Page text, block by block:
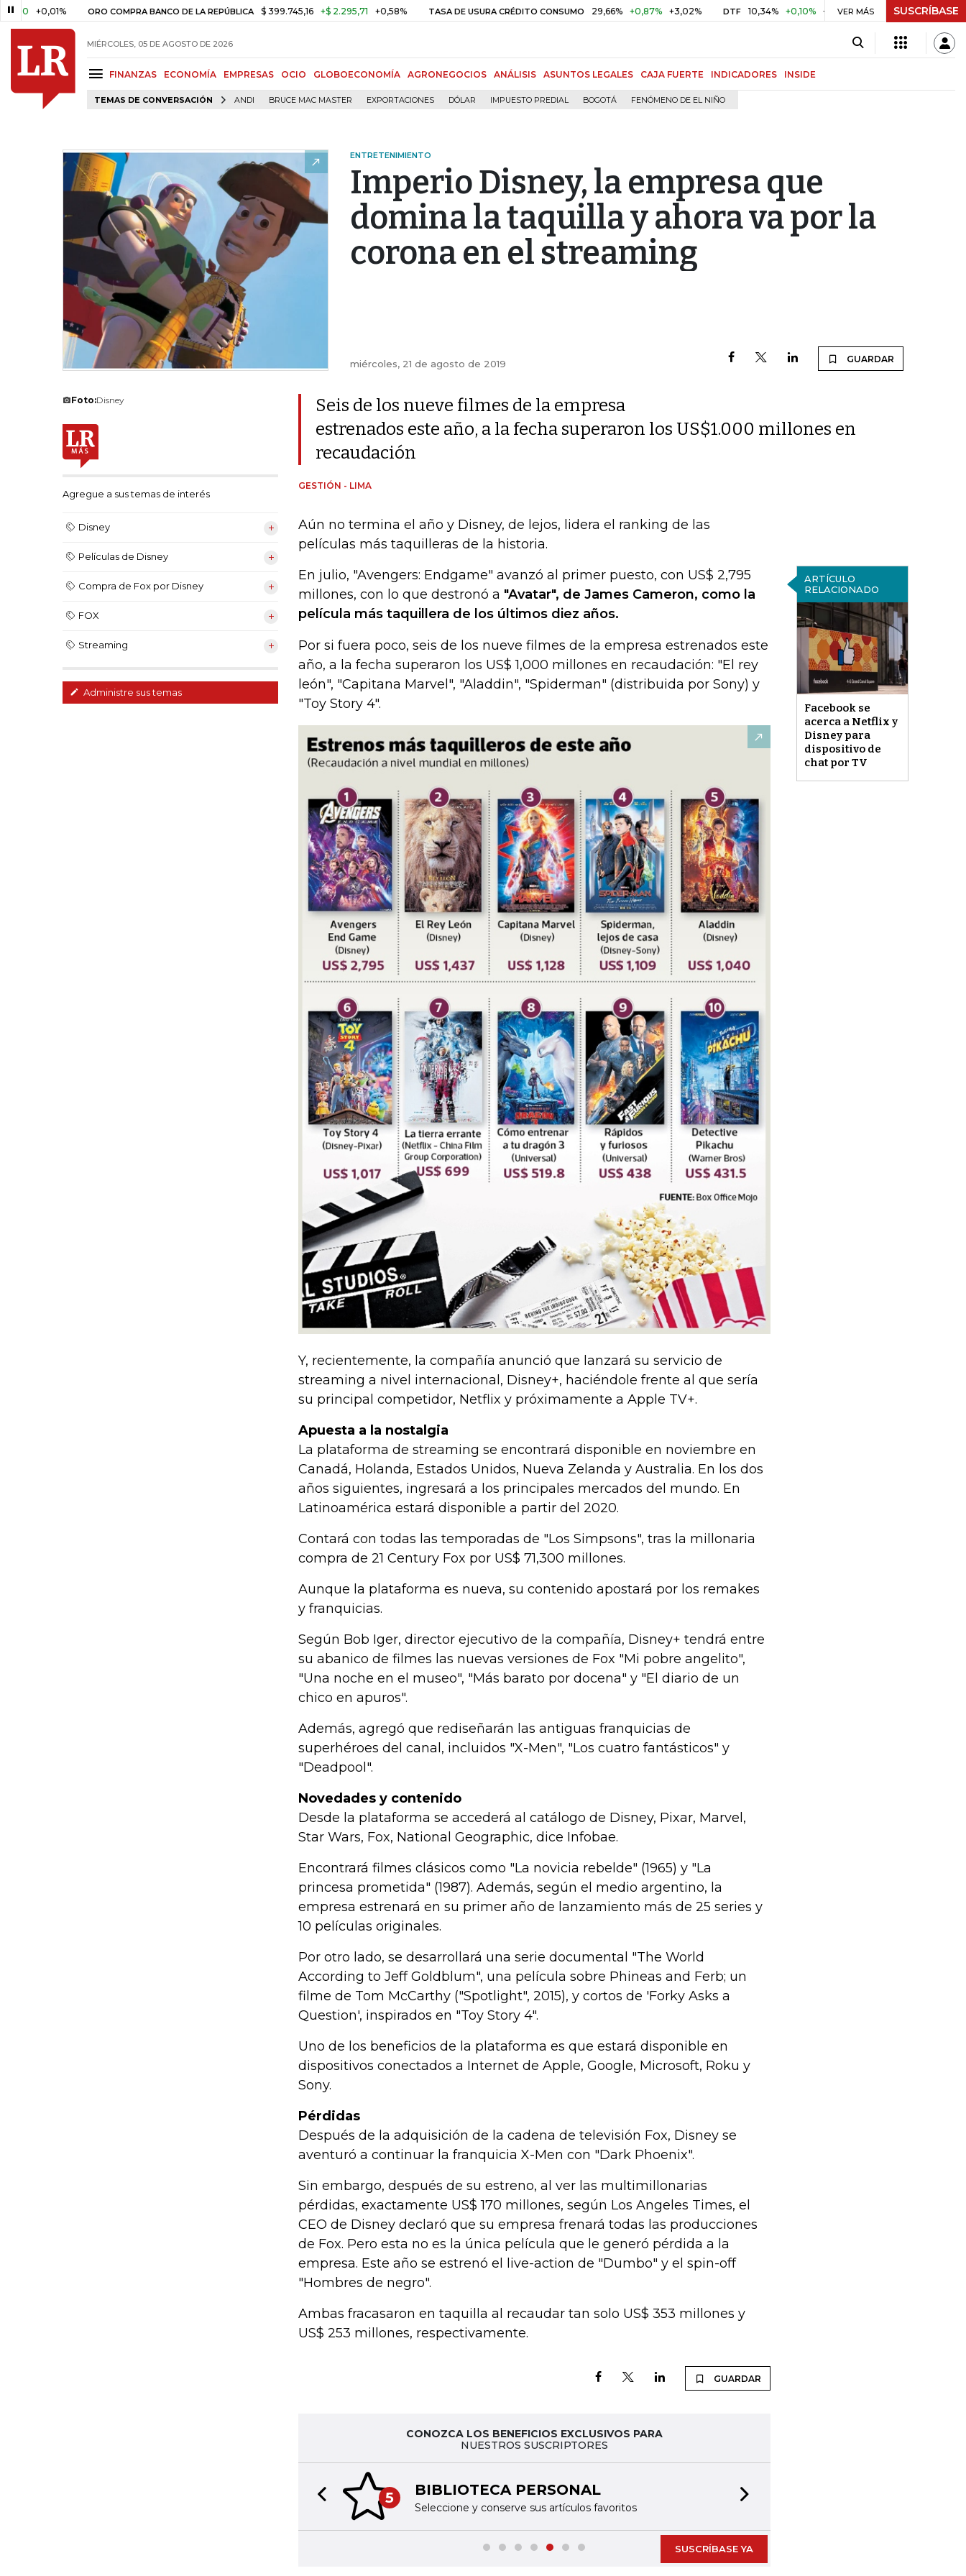
ORO COMPRA BANCO DE LA REPÚBLICA $ 399.745,16 +$ 2.295,71 +0,58% TASA DE USURA CRÉDITO CONSUMO 29,66% +0,87% +3,02% DTF 10,34% +0,10% +0,98% UVR $ 416,86 +$ 0,05
VER MÁS SUSCRÍBASE
MIÉRCOLES, 05 DE AGOSTO DE 2026
FINANZAS ECONOMÍA EMPRESAS OCIO GLOBOECONOMÍA AGRONEGOCIOS ANÁLISIS ASUNTOS LEGALES CAJA FUERTE INDICADORES INSIDE
TEMAS DE CONVERSACIÓN ANDI BRUCE MAC MASTER EXPORTACIONES DÓLAR IMPUESTO PREDIAL BOGOTÁ FENÓMENO DE EL NIÑO
ENTRETENIMIENTO
Imperio Disney, la empresa que
domina la taquilla y ahora va por la
corona en el streaming
miércoles, 21 de agosto de 2019 GUARDAR
Foto:Disney
Agregue a sus temas de interés
Disney
Películas de Disney
Compra de Fox por Disney
FOX
Streaming
Administre sus temas
Seis de los nueve filmes de la empresa
estrenados este año, a la fecha superaron los US$1.000 millones en
recaudación
GESTIÓN - LIMA
Aún no termina el año y Disney, de lejos, lidera el ranking de las
películas más taquilleras de la historia.
ARTÍCULO
RELACIONADO
Facebook se
acerca a Netflix y
Disney para
dispositivo de
chat por TV
En julio, "Avengers: Endgame" avanzó al primer puesto, con US$ 2,795
millones, con lo que destronó a "Avatar", de James Cameron, como la
película más taquillera de los últimos diez años.
Por si fuera poco, seis de los nueve filmes de la empresa estrenados este
año, a la fecha superaron los US$ 1,000 millones en recaudación: "El rey
león", "Capitana Marvel", "Aladdin", "Spiderman" (distribuida por Sony) y
"Toy Story 4".
Y, recientemente, la compañía anunció que lanzará su servicio de
streaming a nivel internacional, Disney+, haciéndole frente al que sería
su principal competidor, Netflix y próximamente a Apple TV+.
Apuesta a la nostalgia
La plataforma de streaming se encontrará disponible en noviembre en
Canadá, Holanda, Estados Unidos, Nueva Zelanda y Australia. En los dos
años siguientes, ingresará a los principales mercados del mundo. En
Latinoamérica estará disponible a partir del 2020.
Contará con todas las temporadas de "Los Simpsons", tras la millonaria
compra de 21 Century Fox por US$ 71,300 millones.
Aunque la plataforma es nueva, su contenido apostará por los remakes
y franquicias.
Según Bob Iger, director ejecutivo de la compañía, Disney+ tendrá entre
su abanico de filmes las nuevas versiones de Fox "Mi pobre angelito",
"Una noche en el museo", "Más barato por docena" y "El diario de un
chico en apuros".
Además, agregó que rediseñarán las antiguas franquicias de
superhéroes del canal, incluidos "X-Men", "Los cuatro fantásticos" y
"Deadpool".
Novedades y contenido
Desde la plataforma se accederá al catálogo de Disney, Pixar, Marvel,
Star Wars, Fox, National Geographic, dice Infobae.
Encontrará filmes clásicos como "La novicia rebelde" (1965) y "La
princesa prometida" (1987). Además, según el medio argentino, la
empresa estrenará en su primer año de lanzamiento más de 25 series y
10 películas originales.
Por otro lado, se desarrollará una serie documental "The World
According to Jeff Goldblum", una película sobre Phineas and Ferb; un
filme de Tom McCarthy ("Spotlight", 2015), y cortos de 'Forky Asks a
Question', inspirados en "Toy Story 4".
Uno de los beneficios de la plataforma es que estará disponible en
dispositivos conectados a Internet de Apple, Google, Microsoft, Roku y
Sony.
Pérdidas
Después de la adquisición de la cadena de televisión Fox, Disney se
aventuró a continuar la franquicia X-Men con "Dark Phoenix".
Sin embargo, después de su estreno, al ver las multimillonarias
pérdidas, exactamente US$ 170 millones, según Los Angeles Times, el
CEO de Disney declaró que su empresa frenará todas las producciones
de Fox. Pero esta no es la única película que le generó pérdida a la
empresa. Este año se estrenó el live-action de "Dumbo" y el spin-off
"Hombres de negro".
Ambas fracasaron en taquilla al recaudar tan solo US$ 353 millones y
US$ 253 millones, respectivamente.
GUARDAR
CONOZCA LOS BENEFICIOS EXCLUSIVOS PARA
NUESTROS SUSCRIPTORES
5 BIBLIOTECA PERSONAL
Seleccione y conserve sus artículos favoritos
Previous slide
SUSCRÍBASE YA